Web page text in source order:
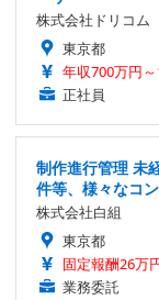
株式会社ドリコム
東京都
年収700万円
正社員
制作進行管理 未
件等、様々なコ
株式会社白組
東京都
固定報酬26万
業務委託